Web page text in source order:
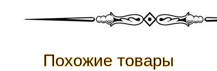
Похожие товары